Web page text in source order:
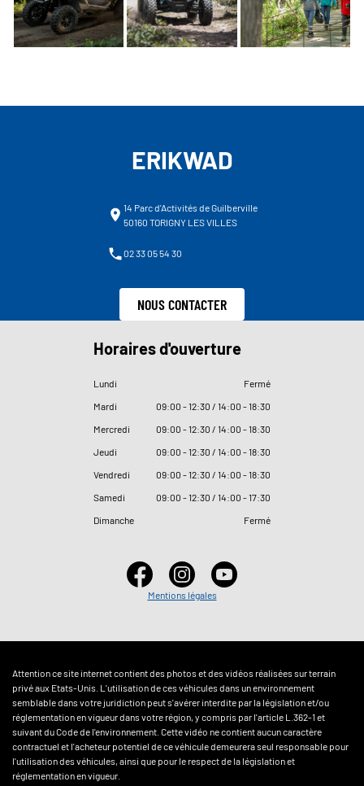
ERIKWAD
14 Parc d'Activités de Guilberville
50160 TORIGNY LES VILLES
02 33 05 54 30
NOUS CONTACTER
Horaires d'ouverture
Lundi
Fermé
Mardi
09:00 - 12:30 / 14:00 - 18:30
Mercredi
09:00 - 12:30 / 14:00 - 18:30
Jeudi
09:00 - 12:30 / 14:00 - 18:30
Vendredi
09:00 - 12:30 / 14:00 - 18:30
Samedi
09:00 - 12:30 / 14:00 - 17:30
Dimanche
Fermé
Mentions légales
Attention ce site internet contient des photos et des vidéos réalisées sur terrain
privé aux Etats-Unis. L'utilisation de ces véhicules dans un environnement
semblable dans votre juridiction peut s'avérer interdite par la législation et/ou
réglementation en vigueur dans votre région, y compris par l'article L.362-1 et
suivant du Code de l'environnement. Cette vidéo ne contient aucun caractère
contractuel et l'acheteur potentiel de ce véhicule demeurera seul responsable pour
l'utilisation des véhicules, ainsi que pour le respect de la législation et
réglementation en vigueur.